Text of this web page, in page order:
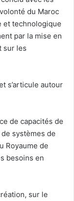
du Maroc
et technologique
par la mise en
sur les
s’articule autour
de capacités de
systèmes de
Royaume de
besoins en
sur le